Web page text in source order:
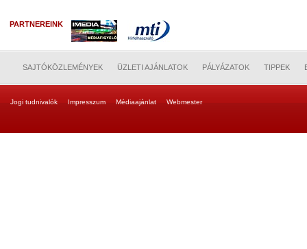
PARTNEREINK
SAJTÓKÖZLEMÉNYEK ÜZLETI AJÁNLATOK PÁLYÁZATOK TIPPEK
Jogi tudnivalók Impresszum Médiaajánlat Webmester